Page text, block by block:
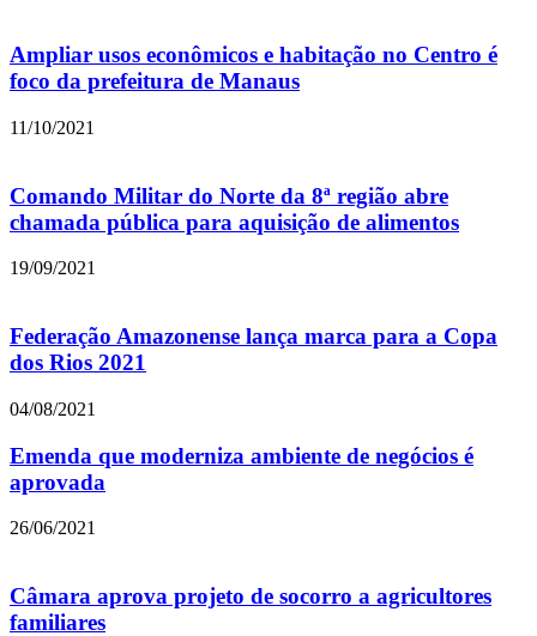
Ampliar usos econômicos e habitação no Centro é
foco da prefeitura de Manaus
11/10/2021
Comando Militar do Norte da 8ª região abre
chamada pública para aquisição de alimentos
19/09/2021
Federação Amazonense lança marca para a Copa
dos Rios 2021
04/08/2021
Emenda que moderniza ambiente de negócios é
aprovada
26/06/2021
Câmara aprova projeto de socorro a agricultores
familiares